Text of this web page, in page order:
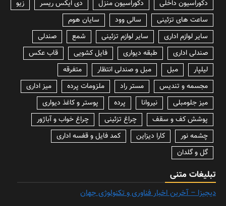
دکوراسیون داخلی
دکوراسیون منزل دی ایکس ریسر
زیو
ساعت های تزئینی
سالی وود
سایان هوم
سایر لوازم اداری
سایر لوازم تزئینی شمع
صندلی
صندلی اداری
طبقه دیواری فایل کشویی
قاب عکس
لیلپار
مبل مبل و صندلی انتظار
متفرقه
مجسمه و تندیس
مستر راد ملزومات پرده
میز اداری
میز جلومبلی
نیروانا پرده
پوستر و کاغذ دیواری
پوشش کف و سقف
چراغ تزئینی
چراغ خواب و آباژور
چشمه نور
کارا دیزاین
کمد فایل و قفسه اداری
گل و گلدان
تبلیغات متنی
دیجیزا – آخرین اخبار فناوری و تکنولوژی جهان